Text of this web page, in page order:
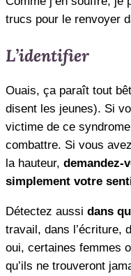
trucs pour le renvoyer
L’identifier
Ouais, ça paraît tout
disent les jeunes). Si
victime de ce
combattre. Si vous
la hauteur, demandez-
simplement votre
Détectez aussi dans
travail, dans l’écriture,
oui, certaines femmes
qu’ils ne trouveront